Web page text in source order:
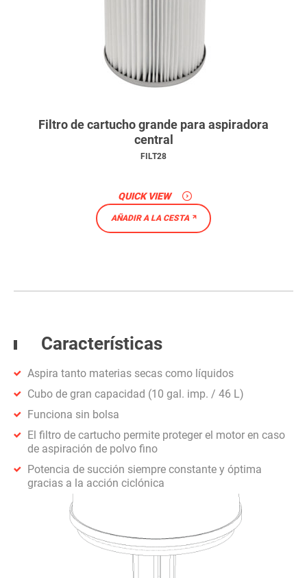
Filtro de cartucho grande para aspiradora
central
FILT28
QUICK VIEW
AÑADIR A LA CESTA
Características
Aspira tanto materias secas como líquidos
Cubo de gran capacidad (10 gal. imp. / 46 L)
Funciona sin bolsa
El filtro de cartucho permite proteger el motor en caso
de aspiración de polvo fino
Potencia de succión siempre constante y óptima
gracias a la acción ciclónica